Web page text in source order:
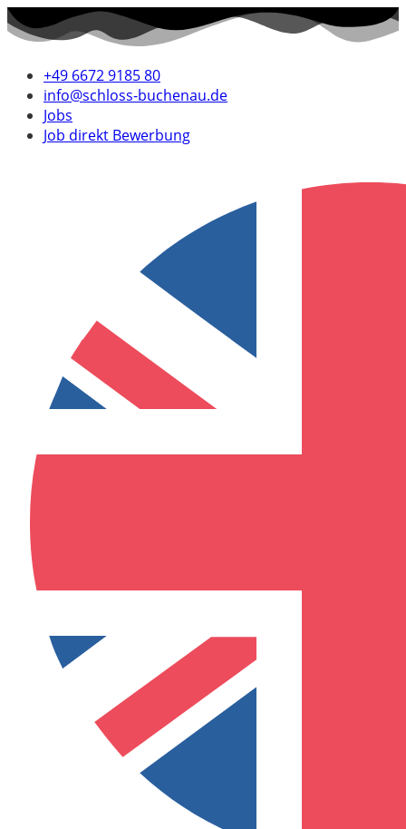
+49 6672 9185 80
info@schloss-buchenau.de
Jobs
Job direkt Bewerbung